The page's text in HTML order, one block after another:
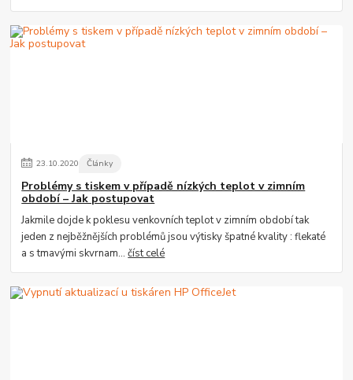
23.10.2020 Články
Problémy s tiskem v případě nízkých teplot v zimním
období – Jak postupovat
Jakmile dojde k poklesu venkovních teplot v zimním období tak
jeden z nejběžnějších problémů jsou výtisky špatné kvality : flekaté
a s tmavými skvrnam...číst celé